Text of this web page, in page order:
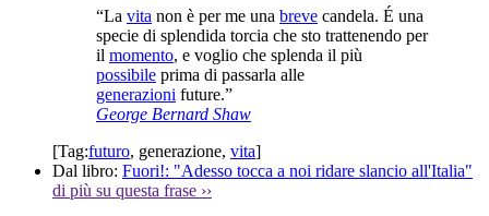
“La vita non è per me una breve candela. É una
specie di splendida torcia che sto trattenendo per
il momento, e voglio che splenda il più
possibile prima di passarla alle
generazioni future.”
George Bernard Shaw
[Tag:futuro, generazione, vita]
Dal libro: Fuori!: "Adesso tocca a noi ridare slancio all'Italia"
di più su questa frase ››